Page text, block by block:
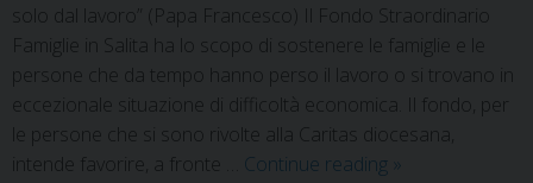
solo dal lavoro” (Papa Francesco) Il Fondo Straordinario
Famiglie in Salita ha lo scopo di sostenere le famiglie e le
persone che da tempo hanno perso il lavoro o si trovano in
eccezionale situazione di difficoltà economica. Il fondo, per
le persone che si sono rivolte alla Caritas diocesana,
intende favorire, a fronte … Continue reading »